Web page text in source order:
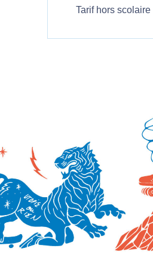
Tarif hors scolaire